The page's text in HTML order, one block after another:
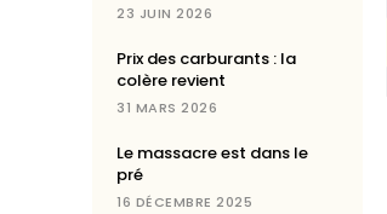
23 JUIN 2026
Prix des carburants : la
colère revient
31 MARS 2026
Le massacre est dans le
pré
16 DÉCEMBRE 2025